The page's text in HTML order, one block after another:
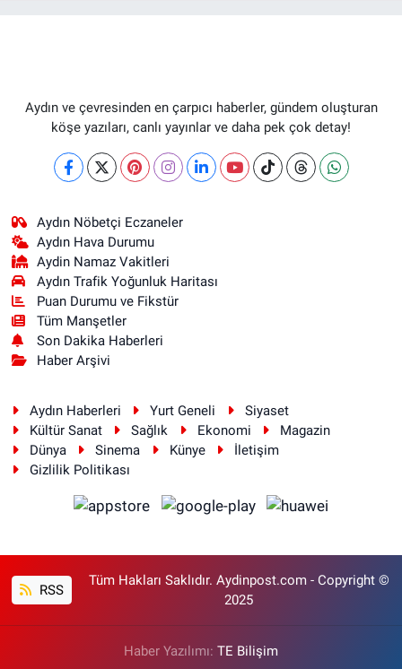
Aydın ve çevresinden en çarpıcı haberler, gündem oluşturan
köşe yazıları, canlı yayınlar ve daha pek çok detay!
Aydın Nöbetçi Eczaneler
Aydın Hava Durumu
Aydin Namaz Vakitleri
Aydın Trafik Yoğunluk Haritası
Puan Durumu ve Fikstür
Tüm Manşetler
Son Dakika Haberleri
Haber Arşivi
Aydın Haberleri Yurt Geneli
Siyaset
Kültür Sanat
Sağlık Ekonomi
Magazin
Dünya
Sinema Künye
İletişim
Gizlilik Politikası
RSS
Tüm Hakları Saklıdır. Aydinpost.com - Copyright ©
2025
Haber Yazılımı: TE Bilişim